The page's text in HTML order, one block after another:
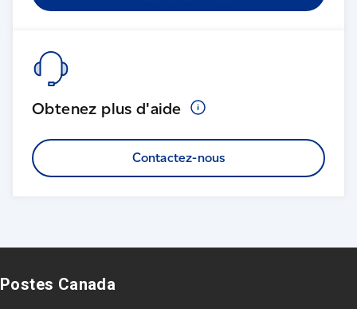
Obtenez plusd'aide
Contactez-nous
Postes Canada